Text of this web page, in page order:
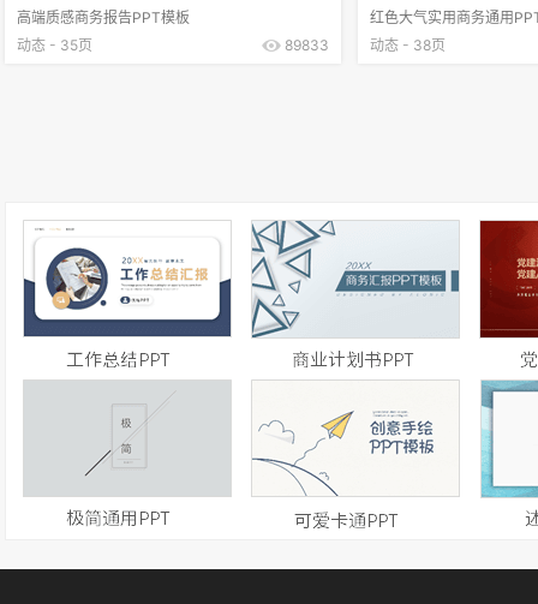
高端质感商务报告PPT模板
动态 - 35页
89833
红色大气实用商务通用
动态 - 38页